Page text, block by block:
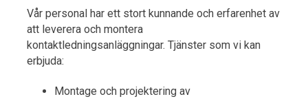
Vår personal har ett stort kunnande och erfarenhet av
att leverera och montera
kontaktledningsanläggningar. Tjänster som vi kan
erbjuda:
Montage och projektering av